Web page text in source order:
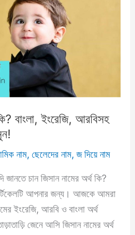
বাংলা, ইংরেজি, আরবিসহ
নাম,ছেলেদের নাম,জ দিয়ে নাম
জানতে চান জিসান নামের অর্থ কি?
আপনার জন্য। আজকে আমরা
ইংরেজি, আরবি ও বাংলা অর্থ
জেনে আসি জিসান নামের অর্থ